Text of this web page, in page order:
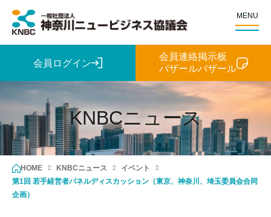
MENU
会員ログイン
会員連絡掲示板
バザールバザール
KNBCニュース
HOME KNBCニュース
イベント
第1回 若手経営者パネルディスカッション（東京、神奈川、埼玉委員会合同
企画）